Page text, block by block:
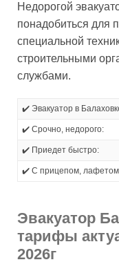
Недорогой
понадобиться для
специальной
строительными
службами.
✔️ Эвакуатор в
✔️ Срочно, недорого:
✔️ Приедет быстро:
✔️ С прицепом,
Эвакуатор
тарифы
2026г